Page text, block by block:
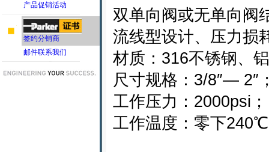
产品促销活动
签约分销商
邮件联系我们
双单向阀或无单向阀
流线型设计、压力损
材质：316不锈钢、
尺寸规格：3/8″— 2″
工作压力：2000psi；
工作温度：零下240℃